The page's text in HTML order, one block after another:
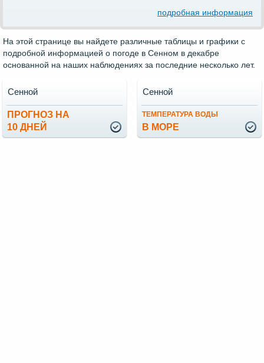
подробная информация
На этой странице вы найдете различные таблицы и графики с
подробной информацией о погоде в Сенном в декабре
основанной на наших наблюдениях за последние несколько лет.
ПРОГНОЗ НА
10 ДНЕЙ
Сенной
ТЕМПЕРАТУРА ВОДЫ
В МОРЕ
Сенной